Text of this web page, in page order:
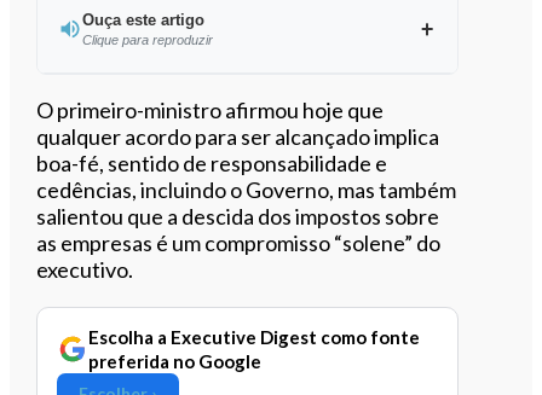
Ouça este artigo
Clique para reproduzir
Ouvir este artigo
O primeiro-ministro afirmou hoje que
qualquer acordo para ser alcançado implica
boa-fé, sentido de responsabilidade e
cedências, incluindo o Governo, mas também
salientou que a descida dos impostos sobre
as empresas é um compromisso “solene” do
executivo.
Escolha a Executive Digest como fonte
preferida no Google